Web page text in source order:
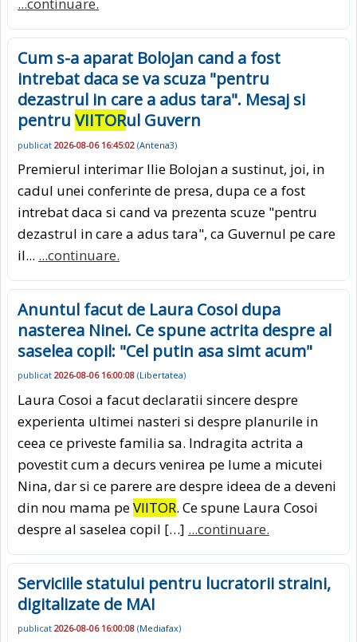
...continuare.
Cum s-a aparat Bolojan cand a fost
intrebat daca se va scuza "pentru
dezastrul in care a adus tara". Mesaj si
pentru VIITORul Guvern
publicat 2026-08-06 16:45:02 (Antena3)
Premierul interimar Ilie Bolojan a sustinut, joi, in
cadul unei conferinte de presa, dupa ce a fost
intrebat daca si cand va prezenta scuze "pentru
dezastrul in care a adus tara", ca Guvernul pe care
il... ...continuare.
Anuntul facut de Laura Cosoi dupa
nasterea Ninei. Ce spune actrita despre al
saselea copil: "Cel putin asa simt acum"
publicat 2026-08-06 16:00:08 (Libertatea)
Laura Cosoi a facut declaratii sincere despre
experienta ultimei nasteri si despre planurile in
ceea ce priveste familia sa. Indragita actrita a
povestit cum a decurs venirea pe lume a micutei
Nina, dar si ce parere are despre ideea de a deveni
din nou mama peVIITOR. Ce spune Laura Cosoi
despre al saselea copil […] ...continuare.
Serviciile statului pentru lucratorii straini,
digitalizate de MAI
publicat 2026-08-06 16:00:08 (Mediafax)